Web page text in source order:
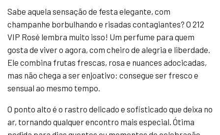
Sabe aquela sensação de festa elegante, com
champanhe borbulhando e risadas contagiantes? O 212
VIP Rosé lembra muito isso! Um perfume para quem
gosta de viver o agora, com cheiro de alegria e liberdade.
Ele combina frutas frescas, rosa e nuances adocicadas,
mas não chega a ser enjoativo: consegue ser fresco e
sensual ao mesmo tempo.
O ponto alto é o rastro delicado e sofisticado que deixa no
ar, tornando qualquer encontro mais especial. Ótima